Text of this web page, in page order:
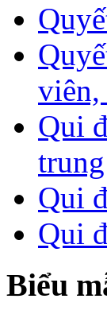
viên,
Qui
Qui
Qui
Biểu